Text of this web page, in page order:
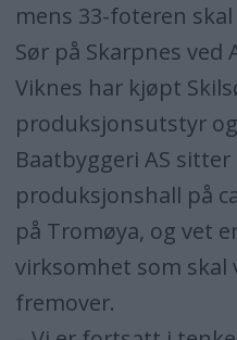
mens 33-foteren
Sør på Skarpnes ved
Viknes har kjøpt
produksjonsutstyr
Baatbyggeri AS
produksjonshall på
på Tromøya, og vet
virksomhet som skal
fremover.